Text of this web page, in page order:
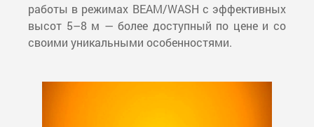
работы в режимах BEAM/WASH с эффективных
высот 5–8 м — более доступный по цене и со
своими уникальными особенностями.